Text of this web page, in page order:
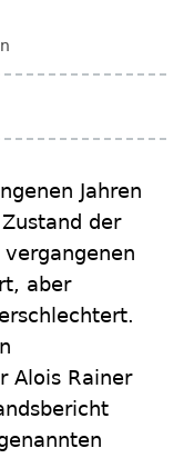
Jahren
der
aber
Alois Rainer